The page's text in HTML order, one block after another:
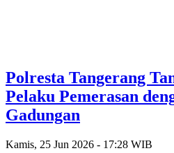
Polresta Tangerang
Pelaku Pemerasan
Gadungan
Kamis, 25 Jun 2026 - 17:28 WIB